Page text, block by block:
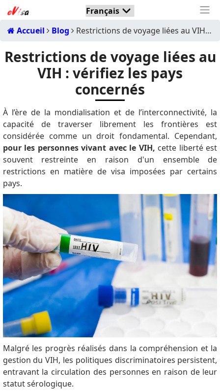
Accueil Blog Restrictions de voyage liées au VIH : vérifiez les pays concernés
Restrictions de voyage liées au
VIH : vérifiez les pays
concernés
À l’ère de la mondialisation et de l’interconnectivité, la
capacité de traverser librement les frontières est
considérée comme un droit fondamental. Cependant,
pour les personnes vivant avec le VIH, cette liberté est
souvent restreinte en raison d'un ensemble de
restrictions en matière de visa imposées par certains
pays.
Malgré les progrès réalisés dans la compréhension et la
gestion du VIH, les politiques discriminatoires persistent,
entravant la circulation des personnes en raison de leur
statut sérologique.